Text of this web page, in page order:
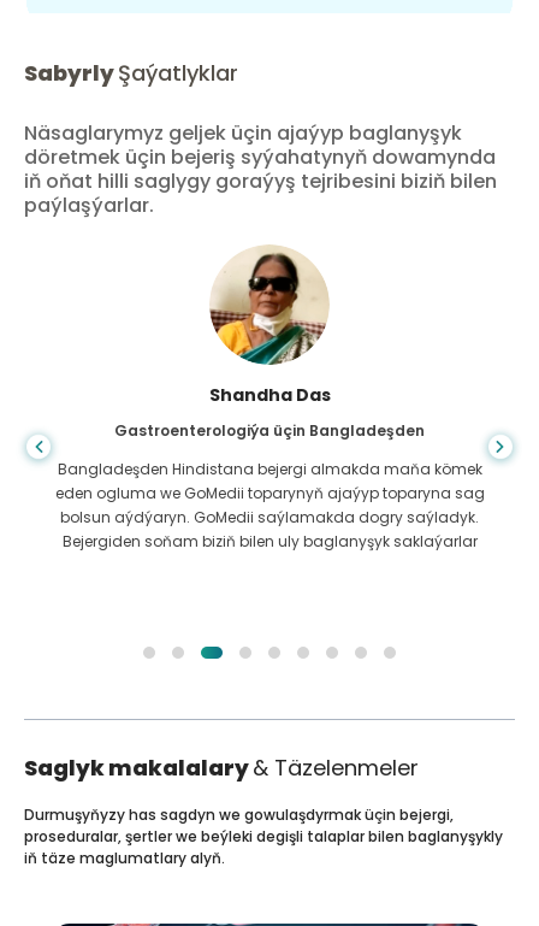
SabyrlyŞaýatlyklar
Näsaglarymyz geljek üçin ajaýyp baglanyşyk
döretmek üçin bejeriş syýahatynyň dowamynda
iň oňat hilli saglygy goraýyş tejribesini biziň bilen
paýlaşýarlar.
Shandha Das
Gastroenterologiýa üçin Bangladeşden
Bangladeşden Hindistana bejergi almakda maňa kömek
eden ogluma we GoMedii toparynyň ajaýyp toparyna sag
bolsun aýdýaryn. GoMedii saýlamakda dogry saýladyk.
Bejergiden soňam biziň bilen uly baglanyşyk saklaýarlar
Saglyk makalalary& Täzelenmeler
Durmuşyňyzy has sagdyn we gowulaşdyrmak üçin bejergi,
proseduralar, şertler we beýleki degişli talaplar bilen baglanyşykly
iň täze maglumatlary alyň.